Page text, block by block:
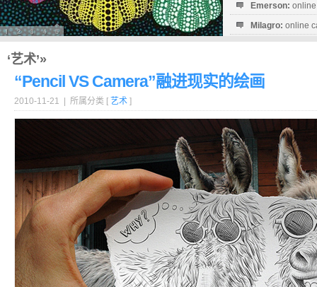
Emerson:
Milagro: online
‘艺术’»
“Pencil VS Camera”融进现实的绘画
2010-11-21 | 所属分类 [ 艺术 ]